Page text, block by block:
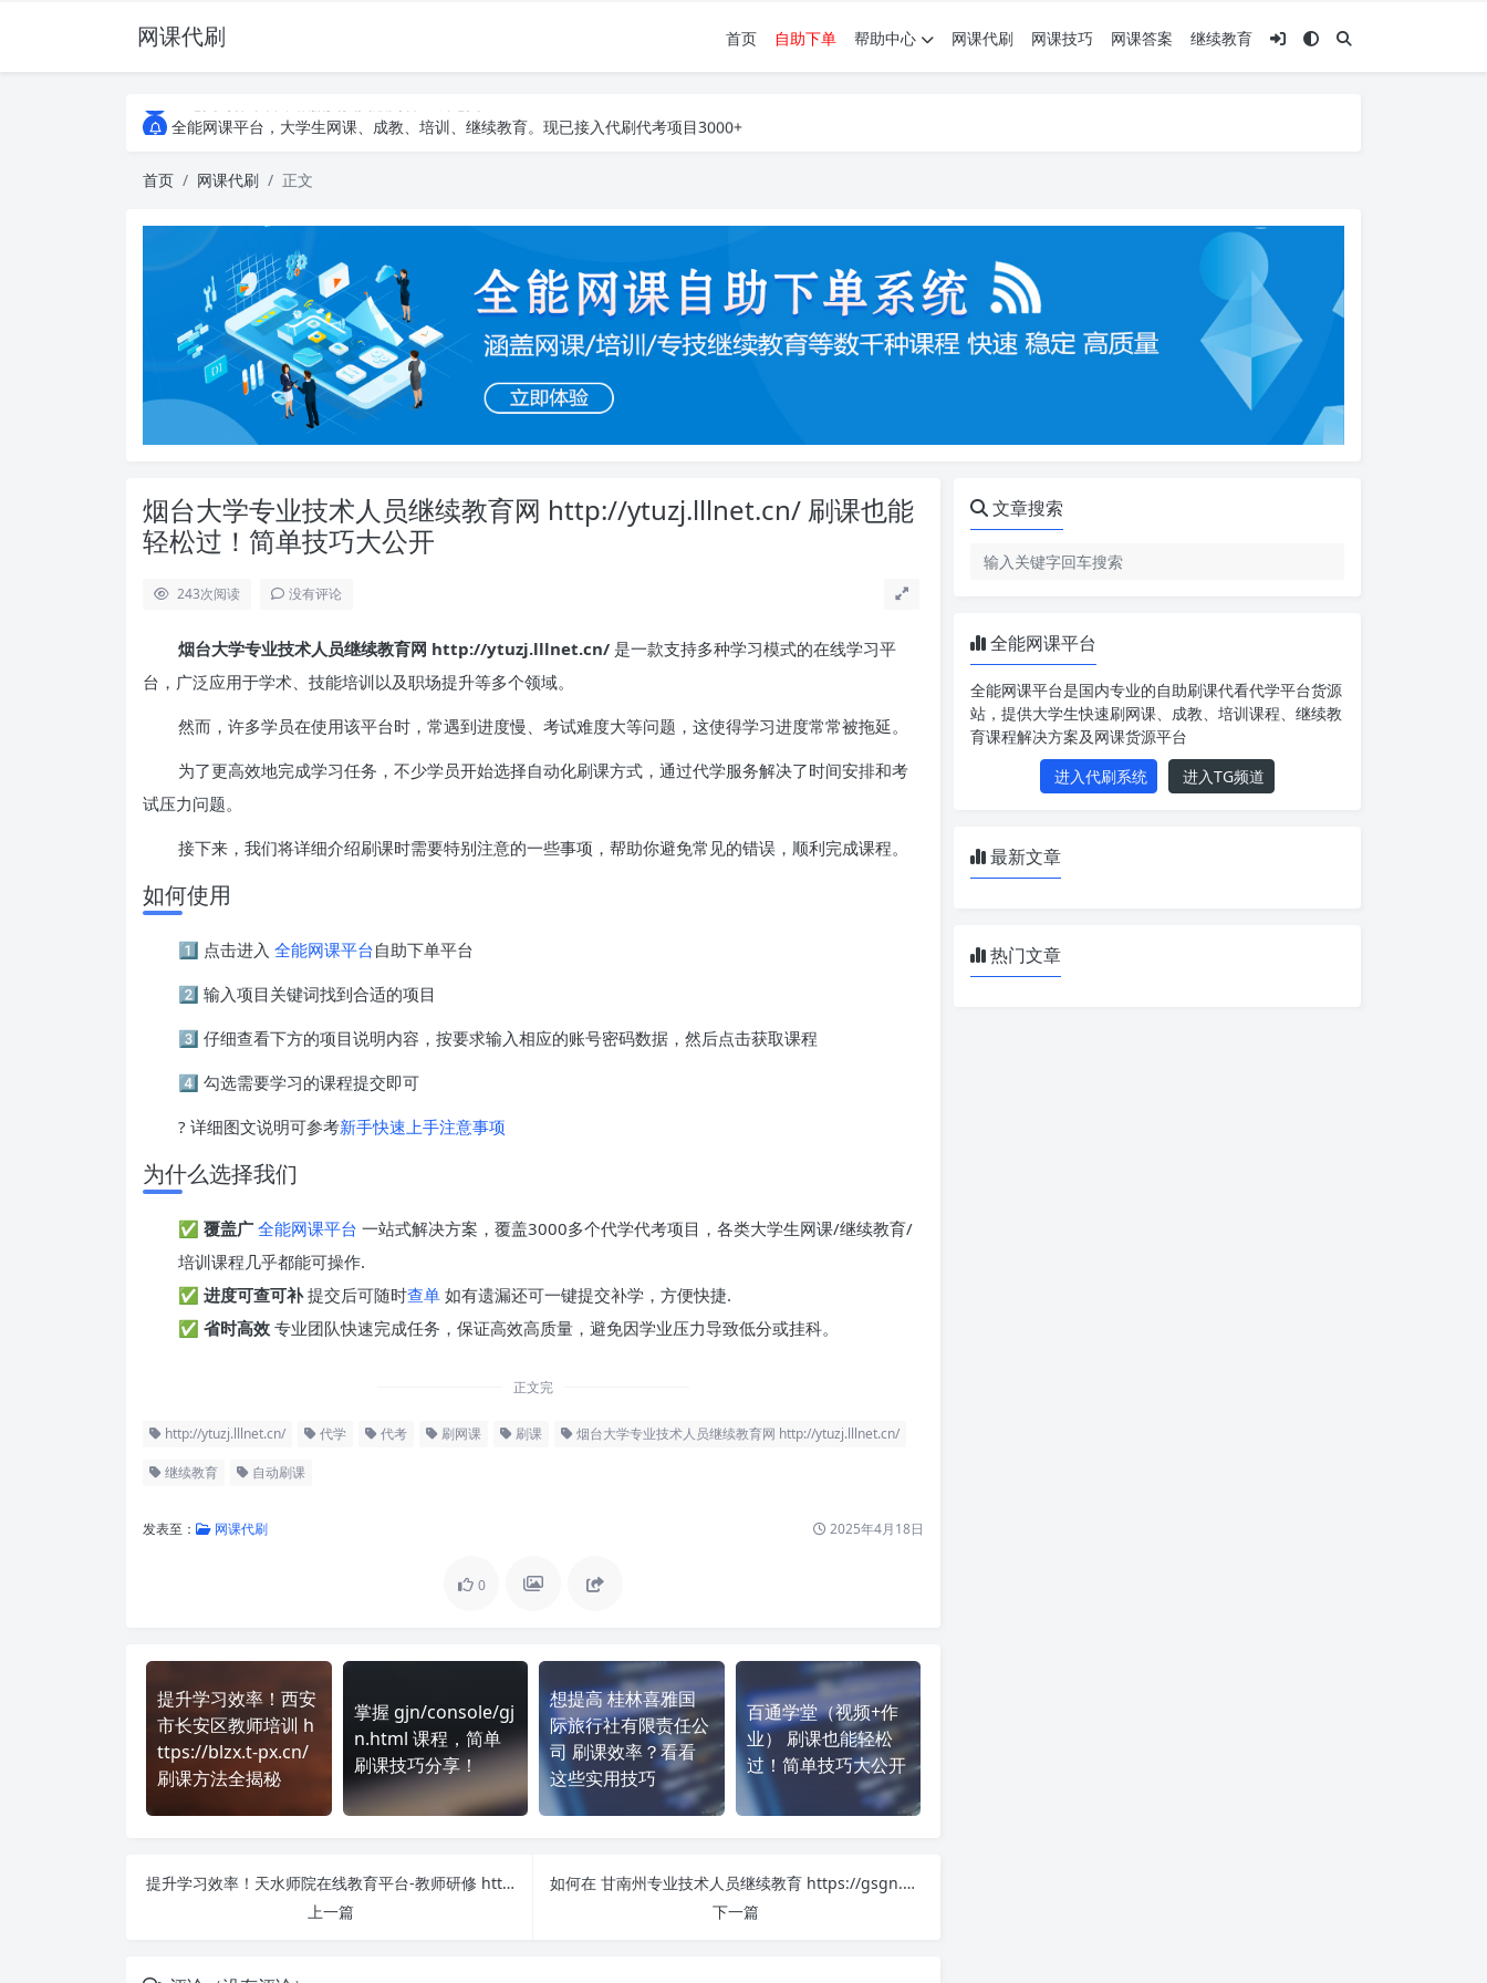
网课代刷 首页 自助下单 帮助中心 网课代刷 网课技巧 网课答案 继续教育
AI论文写作平台，根据真实文献内容生成论文
全能网课平台，大学生网课、成教、培训、继续教育。现已接入代刷代考项目3000+
全能网课平台，大学生网课、成教、培训、继续教育。现已接入代刷代考项目3000+
首页 网课代刷 正文
烟台大学专业技术人员继续教育网 http://ytuzj.lllnet.cn/ 刷课也能
轻松过！简单技巧大公开
243次阅读 没有评论
烟台大学专业技术人员继续教育网 http://ytuzj.lllnet.cn/ 是一款支持多种学习模式的在线学习平
台，广泛应用于学术、技能培训以及职场提升等多个领域。
然而，许多学员在使用该平台时，常遇到进度慢、考试难度大等问题，这使得学习进度常常被拖延。
为了更高效地完成学习任务，不少学员开始选择自动化刷课方式，通过代学服务解决了时间安排和考
试压力问题。
接下来，我们将详细介绍刷课时需要特别注意的一些事项，帮助你避免常见的错误，顺利完成课程。
如何使用
1️⃣ 点击进入 全能网课平台自助下单平台
2️⃣ 输入项目关键词找到合适的项目
3️⃣ 仔细查看下方的项目说明内容，按要求输入相应的账号密码数据，然后点击获取课程
4️⃣ 勾选需要学习的课程提交即可
? 详细图文说明可参考新手快速上手注意事项
为什么选择我们
✅ 覆盖广 全能网课平台 一站式解决方案，覆盖3000多个代学代考项目，各类大学生网课/继续教育/
培训课程几乎都能可操作.
✅ 进度可查可补提交后可随时查单 如有遗漏还可一键提交补学，方便快捷.
✅ 省时高效 专业团队快速完成任务，保证高效高质量，避免因学业压力导致低分或挂科。
正文完
http://ytuzj.lllnet.cn/ 代学 代考 刷网课 刷课 烟台大学专业技术人员继续教育网 http://ytuzj.lllnet.cn/
继续教育 自动刷课
发表至： 网课代刷 2025年4月18日
0
提升学习效率！西安
市长安区教师培训 h
ttps://blzx.t-px.cn/
刷课方法全揭秘
掌握 gjn/console/gj
n.html 课程，简单
刷课技巧分享！
想提高 桂林喜雅国
际旅行社有限责任公
司 刷课效率？看看
这些实用技巧
百通学堂（视频+作
业） 刷课也能轻松
过！简单技巧大公开
提升学习效率！天水师院在线教育平台-教师研修 https://zpzxjy.tsnu.edu.cn/web/index 刷课方法全揭秘
上一篇
如何在 甘南州专业技术人员继续教育 https://gsgn.chinamde.cn/ 平台快速完成学习任务？
下一篇
文章搜索
全能网课平台
全能网课平台是国内专业的自助刷课代看代学平台货源
站，提供大学生快速刷网课、成教、培训课程、继续教
育课程解决方案及网课货源平台
进入代刷系统
进入TG频道
最新文章
热门文章